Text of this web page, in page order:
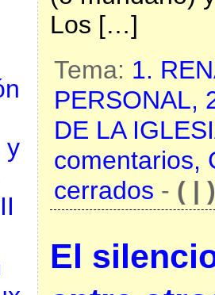
y
Los […]
Tema: 1.
PERSONAL,
DE LA
comentarios,
cerrados - ( | )
El